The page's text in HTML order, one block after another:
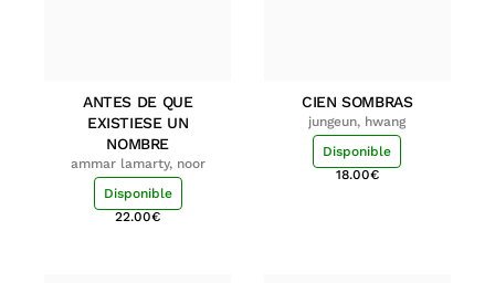
ANTES DE QUE
EXISTIESE UN
NOMBRE
ammar lamarty, noor
Disponible
22.00€
CIEN SOMBRAS
jungeun, hwang
Disponible
18.00€